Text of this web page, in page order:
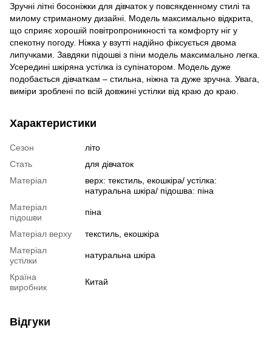
Зручні літні босоніжки для дівчаток у повсякденному стилі та
милому стриманому дизайні. Модель максимально відкрита,
що сприяє хорошій повітропроникності та комфорту ніг у
спекотну погоду. Ніжка у взутті надійно фіксується двома
липучками. Завдяки підошві з піни модель максимально легка.
Усередині шкіряна устілка із супінатором. Модель дуже
подобається дівчаткам – стильна, ніжна та дуже зручна. Увага,
виміри зроблені по всій довжині устілки від краю до краю.
Характеристики
Сезон
літо
Стать
для дівчаток
Матеріал
верх: текстиль, екошкіра/ устілка:
натуральна шкіра/ підошва: піна
Матеріал
підошви
піна
Матеріал верху
текстиль, екошкіра
Матеріал
устілки
натуральна шкіра
Країна
виробник
Китай
Відгуки